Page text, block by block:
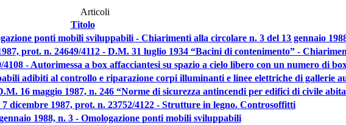
Articoli
Titolo
ponti mobili sviluppabili - Chiarimenti alla circolare n. 3 del 13 gennaio
prot. n. 24649/4112 - D.M. 31 luglio 1934 “Bacini di contenimento” -
- Autorimessa a box affacciantesi su spazio a cielo libero con un numero di
adibiti al controllo e riparazione corpi illuminanti e linee elettriche di gallerie
16 maggio 1987, n. 246 “Norme di sicurezza antincendi per edifici di civile
dicembre 1987, prot. n. 23752/4122 - Strutture in legno. Controsoffitti
1988, n. 3 - Omologazione ponti mobili sviluppabili